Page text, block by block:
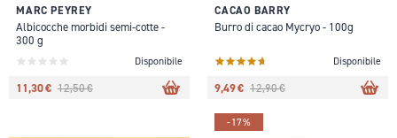
MARC PEYREY
Albicocche morbidi semi-cotte -
300 g
Disponibile
11,30 € 12,50 €
CACAO BARRY
Burro di cacao Mycryo - 100g
Disponibile
9,49 € 12,90 €
-17%